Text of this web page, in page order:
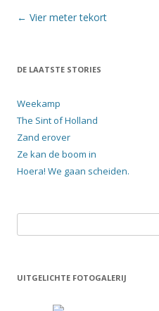
Berichtnavigatie
← Vier meter tekort
DE LAATSTE STORIES
Weekamp
The Sint of Holland
Zand erover
Ze kan de boom in
Hoera! We gaan scheiden.
naar:
UITGELICHTE FOTOGALERIJ